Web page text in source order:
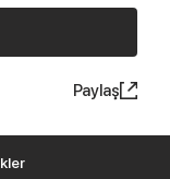
Paylaş